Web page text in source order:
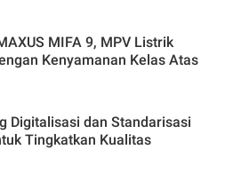
MIFA 9, MPV Listrik
Kenyamanan Kelas Atas
Digitalisasi dan Standarisasi
Tingkatkan Kualitas